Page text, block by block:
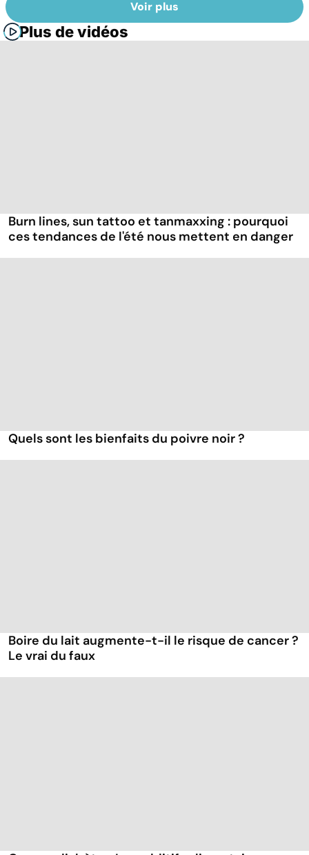
Voir plus
Plus de vidéos
Burn lines, sun tattoo et tanmaxxing : pourquoi
ces tendances de l'été nous mettent en danger
Quels sont les bienfaits du poivre noir ?
Boire du lait augmente-t-il le risque de cancer ?
Le vrai du faux